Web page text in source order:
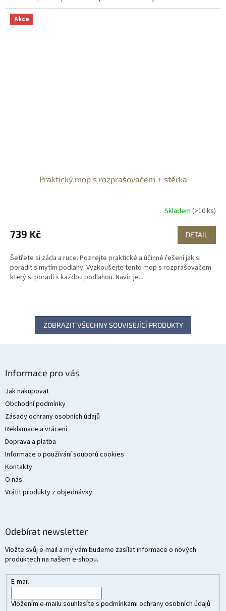
Akce
Praktický mop s rozprašovačem + stěrka
Skladem (>10 ks)
739 Kč DETAIL
Šetřete si záda a ruce. Poznejte praktické a účinné řešení jak si
poradit s mytím podlahy. Vyzkoušejte tento mop s rozprašovačem
který si poradí s každou podlahou. Navíc je...
ZOBRAZIT VŠECHNY SOUVISEJÍCÍ PRODUKTY
Informace pro vás
Jak nakupovat
Obchodní podmínky
Zásady ochrany osobních údajů
Reklamace a vrácení
Doprava a platba
Informace o používání souborů cookies
Kontakty
O nás
Vrátit produkty z objednávky
Odebírat newsletter
Vložte svůj e-mail a my vám budeme zasílat informace o nových
produktech na našem e-shopu.
E-mail
Vložením e-mailu souhlasíte s podmínkami ochrany osobních údajů